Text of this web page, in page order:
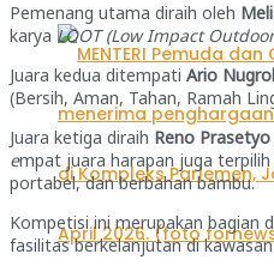
Pemenang utama diraih oleh
karya LOOT (Low Impact
Juara kedua ditempati Ario
(Bersih, Aman, Tahan, Ramah
Juara ketiga diraih Reno Prasetyo
empat juara harapan juga
portabel, dan berbahan bambu.
Kompetisi ini merupakan bagian
fasilitas berkelanjutan di